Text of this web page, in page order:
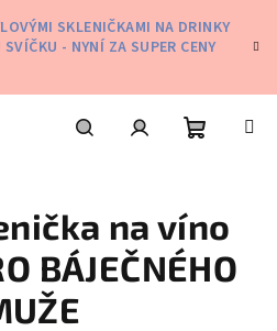
SKLENIČKAMI NA DRINKY
- NYNÍ ZA SUPER CENY
košík
na víno
BÁJEČNÉHO